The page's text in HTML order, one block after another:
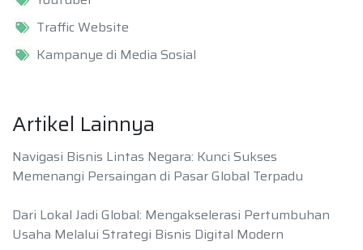
Traffic Website
Kampanye di Media Sosial
Artikel Lainnya
Navigasi Bisnis Lintas Negara: Kunci Sukses
Memenangi Persaingan di Pasar Global Terpadu
Dari Lokal Jadi Global: Mengakselerasi Pertumbuhan
Usaha Melalui Strategi Bisnis Digital Modern